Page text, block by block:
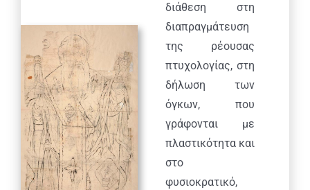
διάθεση στη
διαπραγμάτευση
της ρέουσας
πτυχολογίας, στη
δήλωση των
όγκων, που
γράφονται με
πλαστικότητα και
στο
φυσιοκρατικό,